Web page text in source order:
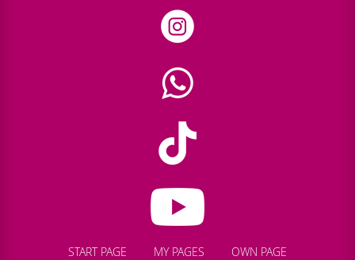
START PAGE MY PAGES
OWN PAGE